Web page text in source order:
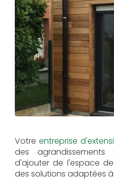
Votreentreprise
des
d'ajouter de l'espace
des solutions adaptées